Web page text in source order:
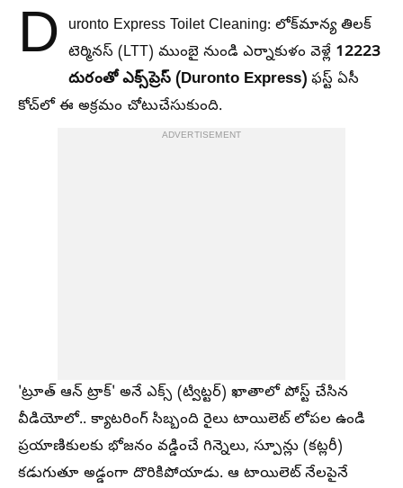
D uronto Express Toilet Cleaning: లోక్‌మాన్య తిలక్‌
టెర్మినస్‌ (LTT) ముంబై నుండి ఎర్నాకుళం వెళ్లే 12223
దురంతో ఎక్స్‌ప్రెస్ (Duronto Express) ఫస్ట్ ఏసీ
కోచ్‌లో ఈ అక్రమం చోటుచేసుకుంది.
ADVERTISEMENT
'ట్రూత్ ఆన్ ట్రాక్' అనే ఎక్స్ (ట్విట్టర్) ఖాతాలో పోస్ట్ చేసిన
వీడియోలో.. క్యాటరింగ్ సిబ్బంది రైలు టాయిలెట్ లోపల ఉండి
ప్రయాణికులకు భోజనం వడ్డించే గిన్నెలు, స్పూన్లు (కట్లరీ)
కడుగుతూ అడ్డంగా దొరికిపోయాడు. ఆ టాయిలెట్ నేలపైనే